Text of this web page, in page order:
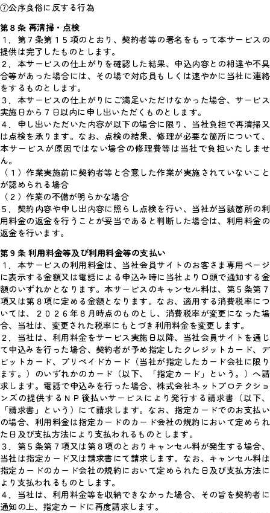
⑦公序良俗に反する行為
第８条 再清掃・点検
１．第７条第１５項のとおり、契約者等の署名をもって本サービスの
提供は完了したものとします。
２．本サービスの仕上がりを確認した結果、申込内容との相違や不具
合等があった場合には、その場で対応員もしくは速やかに当社に連絡
をするものとします。
３．本サービスの仕上がりにご満足いただけなかった場合、サービス
実施日から７日以内に申し出いただくものとします。
４．申し出いただいた内容が以下の場合に限り、当社負担で再清掃又
は点検を承ります。なお、点検の結果、修理が必要な箇所について、
本サービスが原因ではない場合の修理費等は当社で負担いたしませ
ん。
（１）作業実施前に契約者等と合意した作業が実施されていないこと
が認められる場合
（２）作業の不備が明らかな場合
５．契約内容や申し出内容に照らし点検を行い、当社が当該箇所の利
用料金の返金を行うことが妥当であると判断した場合は、利用料金の
返金を行います。
第９条 利用料金等及び利用料金等の支払い
１．本サービスの利用料金は、当社会員サイトのお客さま専用ページ
に表示する金額又は電話による申込み時に当社より口頭で通知する金
額のいずれかとなります。本サービスのキャンセル料は、第５条第７
項又は第８項に定める金額となります。なお、適用する消費税率につ
いては、２０２６年８月時点のものとし、消費税率が変更になった場
合、当社は、変更された税率にもとづき利用料金を変更します。
２．当社は、利用料金をサービス実施日以降、当社会員サイトを通じ
て申込みを行った場合、契約者が予め指定したクレジットカード、デ
ビットカード、プリペイドカード（当社が指定したカード会社に限り
ます。）のいずれかのカード（以下、「指定カード」という。）へ請
求します。電話で申込みを行った場合、株式会社ネットプロテクショ
ンズの提供するＮＰ後払いサービスにより発行する請求書（以下、
「請求書」という）にて請求します。なお、指定カードでのお支払い
の場合、利用料金は指定カードのカード会社の規約において定められ
た日及び支払方法により支払われるものとします。
３．第５条第７項又は第８項のとおりキャンセル料が発生する場合、
当社は指定カード又は請求書にて請求します。なお、キャンセル料は
指定カードのカード会社の規約において定められた日及び支払方法に
より支払われるものとします。
４．当社は、利用料金等を収納できなかった場合、その旨を契約者に
通知の上、指定カードに再度請求します。